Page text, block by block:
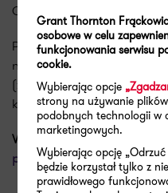
CIT-8/O.
Przy ustalaniu wysokości
należy pamiętać o
(zgodnie z właściwymi
koniecznością posiadania
Więcej:O czym pamiętać
publicznej w ramach
Grant Thornton
osobowe w celu
funkcjonowania serwisu
cookie.
Wybierając opcje
strony na używanie
podobnych technologii w
marketingowych.
Wybierając opcję
będzie korzystał tylko z
prawidłowego